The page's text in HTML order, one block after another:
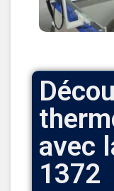
avec
1372